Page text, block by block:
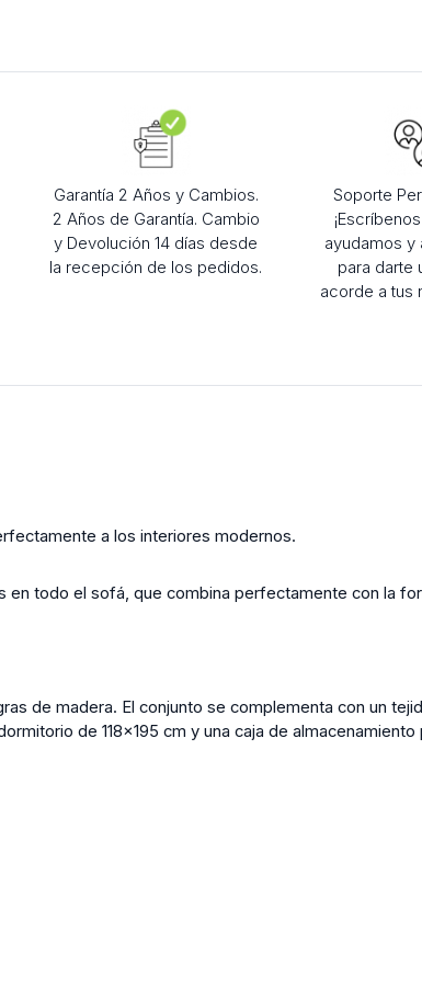
Garantía 2 Años y Cambios.
2 Años de Garantía. Cambio
y Devolución 14 días desde
la recepción de los pedidos.
Soporte
ayudamos y
para darte
acorde a tus
a los interiores modernos.
en todo el sofá, que combina perfectamente con la
de madera. El conjunto se complementa con un
de 118x195 cm y una caja de almacenamiento